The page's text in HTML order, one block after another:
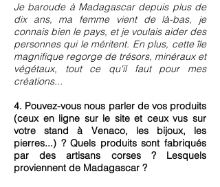
Je baroude à Madagascar depuis plus de
dix ans, ma femme vient de là-bas, je
connais bien le pays, et je voulais aider des
personnes qui le méritent. En plus, cette île
magnifique regorge de trésors, minéraux et
végétaux, tout ce qu'il faut pour mes
créations...
4. Pouvez-vous nous parler de vos produits
(ceux en ligne sur le site et ceux vus sur
votre stand à Venaco, les bijoux, les
pierres...) ? Quels produits sont fabriqués
par des artisans corses ? Lesquels
proviennent de Madagascar ?